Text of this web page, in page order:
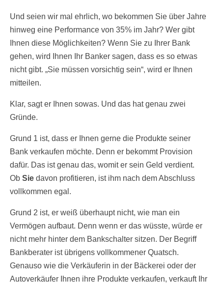
Und seien wir mal ehrlich, wo bekommen Sie über Jahre
hinweg eine Performance von 35% im Jahr? Wer gibt
Ihnen diese Möglichkeiten? Wenn Sie zu Ihrer Bank
gehen, wird Ihnen Ihr Banker sagen, dass es so etwas
nicht gibt. „Sie müssen vorsichtig sein“, wird er Ihnen
mitteilen.
Klar, sagt er Ihnen sowas. Und das hat genau zwei
Gründe.
Grund 1 ist, dass er Ihnen gerne die Produkte seiner
Bank verkaufen möchte. Denn er bekommt Provision
dafür. Das ist genau das, womit er sein Geld verdient.
Ob Sie davon profitieren, ist ihm nach dem Abschluss
vollkommen egal.
Grund 2 ist, er weiß überhaupt nicht, wie man ein
Vermögen aufbaut. Denn wenn er das wüsste, würde er
nicht mehr hinter dem Bankschalter sitzen. Der Begriff
Bankberater ist übrigens vollkommener Quatsch.
Genauso wie die Verkäuferin in der Bäckerei oder der
Autoverkäufer Ihnen ihre Produkte verkaufen, verkauft Ihr